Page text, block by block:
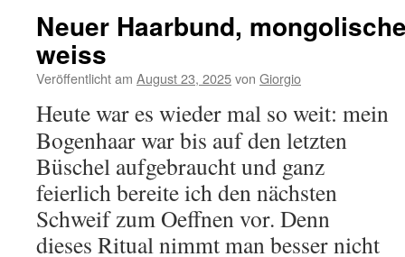
Neuer Haarbund,
weiss
Veröffentlicht am August 23, 2025von Giorgio
Heute war es wieder mal so weit: mein
Bogenhaar war bis auf den letzten
Büschel aufgebraucht und ganz
feierlich bereite ich den nächsten
Schweif zum Oeffnen vor. Denn
dieses Ritual nimmt man besser nicht